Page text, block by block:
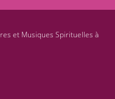
et Musiques Spirituelles à